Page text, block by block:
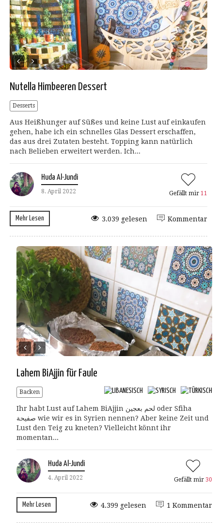
Nutella Himbeeren Dessert
Desserts
Aus Heißhunger auf Süßes und keine Lust auf einkaufen
gehen, habe ich ein schnelles Glas Dessert erschaffen,
das aus drei Zutaten besteht. Topping kann natürlich
nach Belieben erweitert werden. Ich...
Huda Al-Jundi
8. April 2022 Gefällt mir 11
Mehr Lesen Kommentar
3.039 gelesen
Lahem BiAjjin für Faule
Backen
Ihr habt Lust auf Lahem BiAjjin لحم بعجين oder Sfiha
صفيحة wie wir es in Syrien nennen? Aber keine Zeit und
Lust den Teig zu kneten? Vielleicht könnt ihr
momentan...
Huda Al-Jundi
4. April 2022 Gefällt mir 30
Mehr Lesen 1 Kommentar
4.399 gelesen